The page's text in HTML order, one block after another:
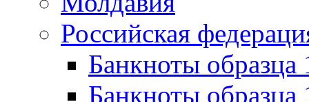
Российская
Банкноты образца
Банкноты образца